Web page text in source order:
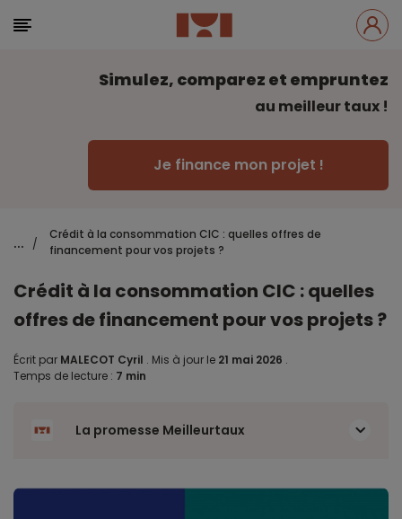
Simulez, comparez et empruntez
au meilleur taux !
Je finance mon projet !
... /
Crédit à la consommation CIC : quelles offres de
financement pour vos projets ?
Crédit à la consommation CIC : quelles
offres de financement pour vos projets ?
Écrit par MALECOT Cyril . Mis à jour le 21 mai 2026 .
Temps de lecture : 7 min
La promesse Meilleurtaux